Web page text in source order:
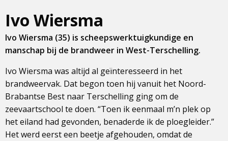
Ivo Wiersma
Ivo Wiersma (35) is scheepswerktuigkundige en
manschap bij de brandweer in West-Terschelling.
Ivo Wiersma was altijd al geïnteresseerd in het
brandweervak. Dat begon toen hij vanuit het Noord-
Brabantse Best naar Terschelling ging om de
zeevaartschool te doen. “Toen ik eenmaal m’n plek op
het eiland had gevonden, benaderde ik de ploegleider.”
Het werd eerst een beetje afgehouden, omdat de